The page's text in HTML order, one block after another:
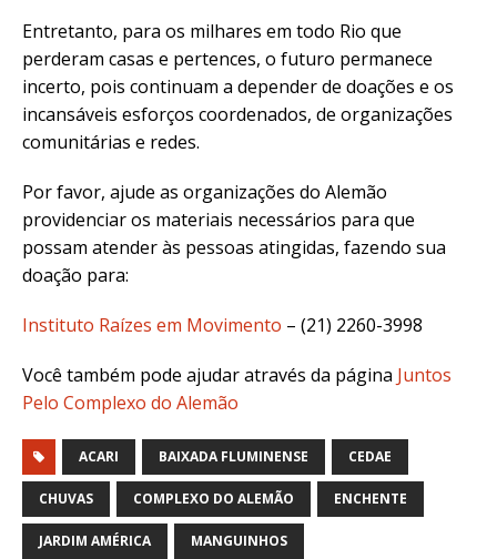
Entretanto, para os milhares em todo Rio que
perderam casas e pertences, o futuro permanece
incerto, pois continuam a depender de doações e os
incansáveis esforços coordenados, de organizações
comunitárias e redes.
Por favor, ajude as organizações do Alemão
providenciar os materiais necessários para que
possam atender às pessoas atingidas, fazendo sua
doação para:
Instituto Raízes em Movimento – (21) 2260-3998
Você também pode ajudar através da página Juntos
Pelo Complexo do Alemão
ACARI BAIXADA FLUMINENSE CEDAE
CHUVAS COMPLEXO DO ALEMÃO ENCHENTE
JARDIM AMÉRICA MANGUINHOS